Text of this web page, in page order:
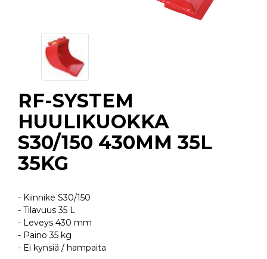
RF-SYSTEM
HUULIKUOKKA
S30/150 430MM 35L
35KG
- Kiinnike S30/150
- Tilavuus 35 L
- Leveys 430 mm
- Paino 35 kg
- Ei kynsiä / hampaita